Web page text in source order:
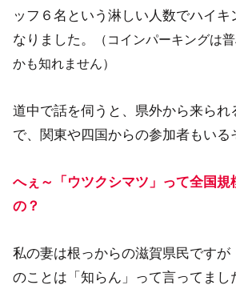
ッフ６名という淋しい人数でハイ
なりました。
（コインパーキングは
かも知れません）
道中で話を伺うと、県外から来られ
で、関東や四国からの参加者もいる
へぇ～「ウツクシマツ」って全国規
の？
私の妻は根っからの滋賀県民ですが
のことは「知らん」って言ってまし